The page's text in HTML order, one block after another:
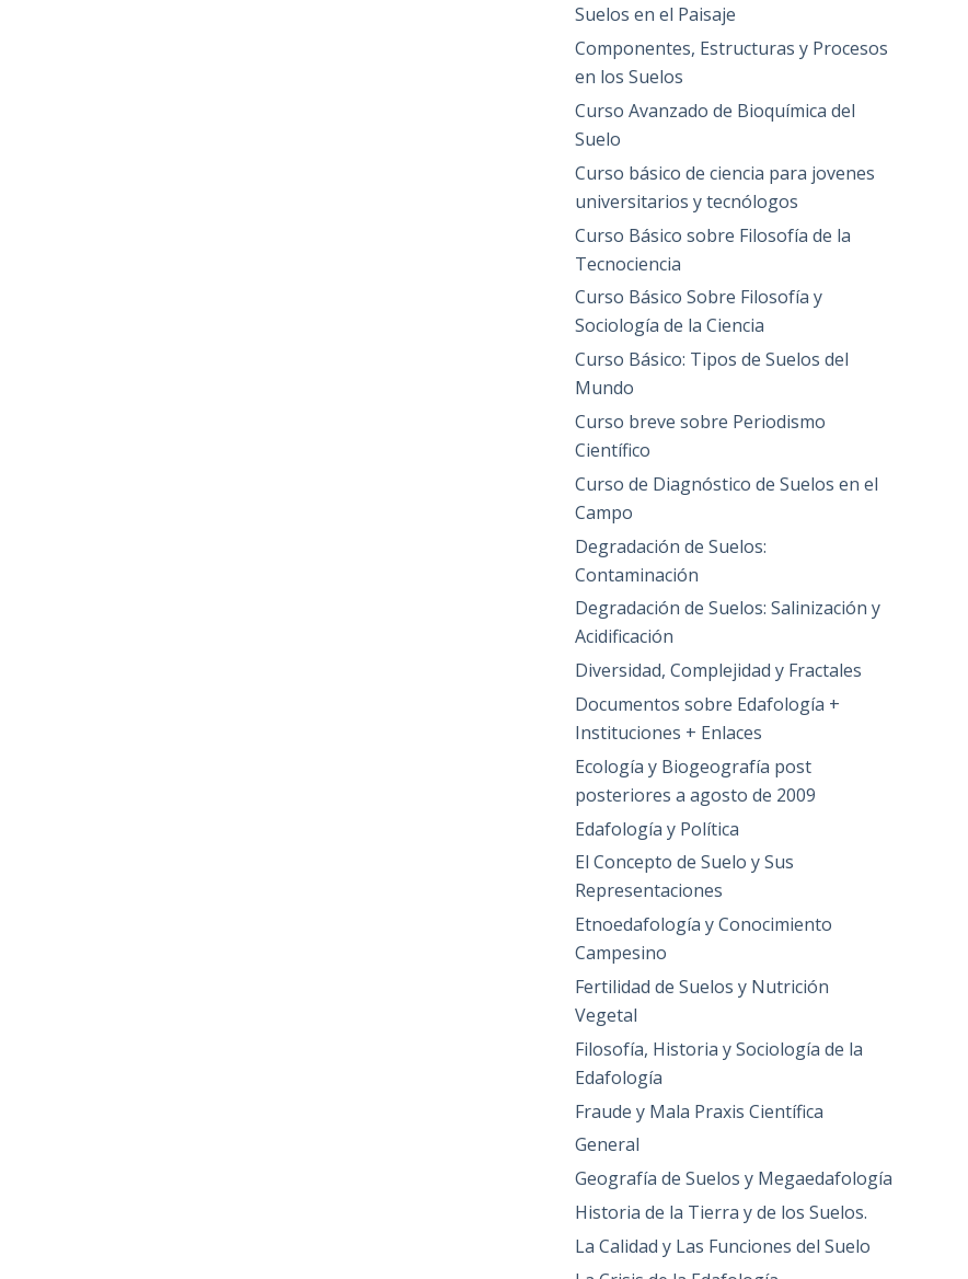
Suelos en el Paisaje
Componentes, Estructuras y Procesos
en los Suelos
Curso Avanzado de Bioquímica del
Suelo
Curso básico de ciencia para jovenes
universitarios y tecnólogos
Curso Básico sobre Filosofía de la
Tecnociencia
Curso Básico Sobre Filosofía y
Sociología de la Ciencia
Curso Básico: Tipos de Suelos del
Mundo
Curso breve sobre Periodismo
Científico
Curso de Diagnóstico de Suelos en el
Campo
Degradación de Suelos:
Contaminación
Degradación de Suelos: Salinización y
Acidificación
Diversidad, Complejidad y Fractales
Documentos sobre Edafología +
Instituciones + Enlaces
Ecología y Biogeografía post
posteriores a agosto de 2009
Edafología y Política
El Concepto de Suelo y Sus
Representaciones
Etnoedafología y Conocimiento
Campesino
Fertilidad de Suelos y Nutrición
Vegetal
Filosofía, Historia y Sociología de la
Edafología
Fraude y Mala Praxis Científica
General
Geografía de Suelos y Megaedafología
Historia de la Tierra y de los Suelos.
La Calidad y Las Funciones del Suelo